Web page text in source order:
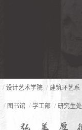
/ 设计艺术学院 / 建筑环艺系
/ 图书馆 / 学工部 / 研究生处